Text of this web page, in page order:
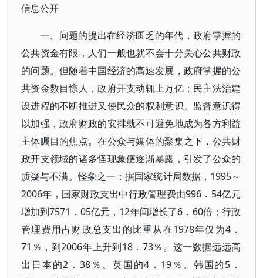
信息公开
一、问题的提出在经济匮乏的年代，政府掌握的
公共资金有限，人们一般也就不会十分关心公共财政
的问题。但随着中国经济的高速发展，政府掌握的公
共资金数目惊人，政府开支动辄上万亿；民主法治建
设进程的不断推进又使民众的权利意识、监督意识得
以加强，政府财政的安排就不可避免地成为各方利益
主体瞩目的焦点。在公众与媒体的聚集之下，公共财
政开支领域的诸多怪现象便逐渐暴露，引发了公众的
质疑与不满。怪象之一：据国家统计局数据，1995～
2006年，国家财政支出中行政管理费由996．54亿元
增加到7571．05亿元，12年间增长了6．60倍；行政
管理费用占财政总支出的比重从在1978年仅为4．
71％，到2006年上升到18．73％。这一数据远远高
出日本的2．38％、英国的4．19％、韩国的5．